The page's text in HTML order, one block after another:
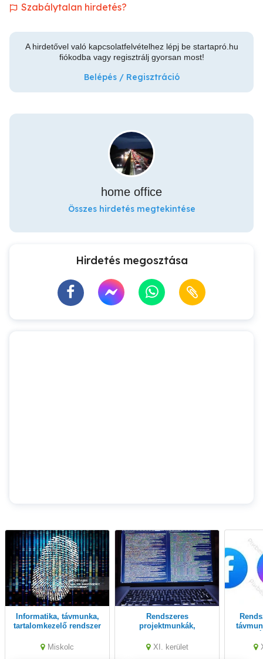
Szabálytalan hirdetés?
A hirdetővel való kapcsolatfelvételhez lépj be startapró.hu
fiókodba vagy regisztrálj gyorsan most!
Belépés / Regisztráció
home office
Összes hirdetés megtekintése
Hirdetés megosztása
tartalomkezelő rendszer
Miskolc
Rendszeres
projektmunkák,
tanulmányok készítése,
XI. kerület
Rendszeres pár órás